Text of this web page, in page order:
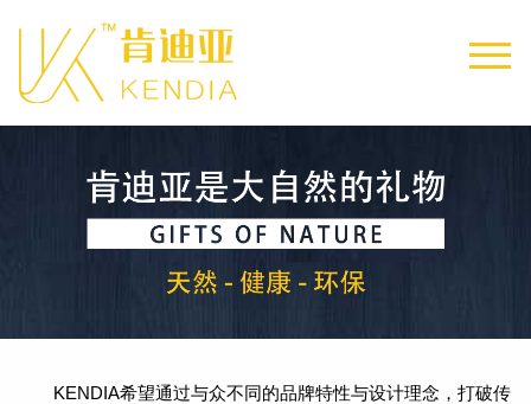
KENDIA希望通过与众不同的品牌特性与设计理念，打破传